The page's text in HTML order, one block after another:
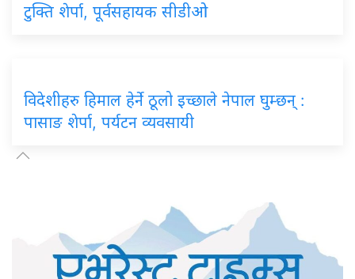
टुक्ति शेर्पा, पूर्वसहायक सीडीओ
विदेशीहरु हिमाल हेर्ने ठूलो इच्छाले नेपाल घुम्छन् :
पासाङ शेर्पा, पर्यटन व्यवसायी